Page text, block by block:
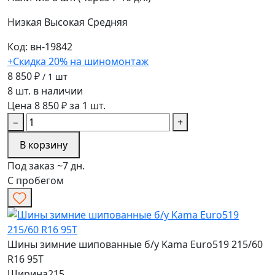
Низкая Высокая Средняя
Код: вн-19842
+Скидка 20% на шиномонтаж
8 850 ₽ / 1 шт
8 шт. в наличии
Цена 8 850 ₽ за 1 шт.
−
+
В корзину
Под заказ ~7 дн.
С пробегом
Шины зимние шипованные б/у Kama Euro519 215/60
R16 95T